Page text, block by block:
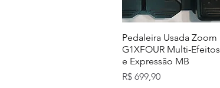
Pedaleira Usada Zoom
G1XFOUR Multi-Efeitos
e Expressão MB
Preço
R$ 699,90